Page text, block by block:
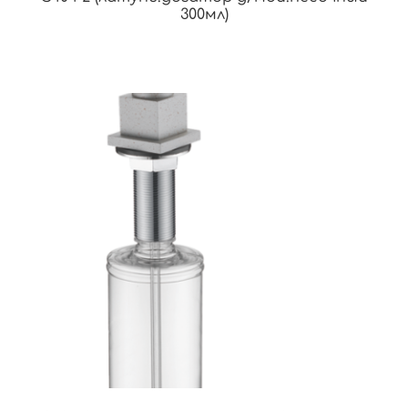
300мл)